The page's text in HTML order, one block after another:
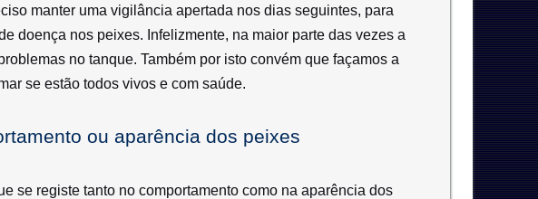
manter uma vigilância apertada nos dias seguintes, para
doença nos peixes. Infelizmente, na maior parte das vezes a
no tanque. Também por isto convém que façamos a
se estão todos vivos e com saúde.
ou aparência dos peixes
se registe tanto no comportamento como na aparência dos